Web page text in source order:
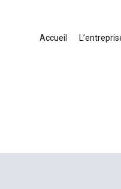
en Drôme-
touristique France et
Accueil